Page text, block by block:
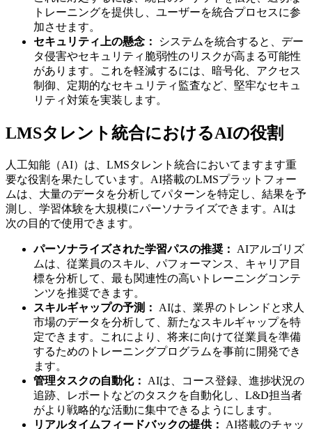
トレーニングを提供し、ユーザーを統合プロセスに参
加させます。
セキュリティ上の懸念：
システムを統合すると、デー
タ侵害やセキュリティ脆弱性のリスクが高まる可能性
があります。これを軽減するには、暗号化、アクセス
制御、定期的なセキュリティ監査など、堅牢なセキュ
リティ対策を実装します。
LMSタレント統合におけるAIの役割
人工知能（AI）は、LMSタレント統合においてますます重
要な役割を果たしています。AI搭載のLMSプラットフォー
ムは、大量のデータを分析してパターンを特定し、結果を予
測し、学習体験を大規模にパーソナライズできます。AIは
次の目的で使用できます。
パーソナライズされた学習パスの推奨：
AIアルゴリズ
ムは、従業員のスキル、パフォーマンス、キャリア目
標を分析して、最も関連性の高いトレーニングコンテ
ンツを推奨できます。
スキルギャップの予測：
AIは、業界のトレンドと求人
市場のデータを分析して、新たなスキルギャップを特
定できます。これにより、将来に向けて従業員を準備
するためのトレーニングプログラムを事前に開発でき
ます。
管理タスクの自動化：
AIは、コース登録、進捗状況の
追跡、レポートなどのタスクを自動化し、L&D担当者
がより戦略的な活動に集中できるようにします。
リアルタイムフィードバックの提供：
AI搭載のチャッ